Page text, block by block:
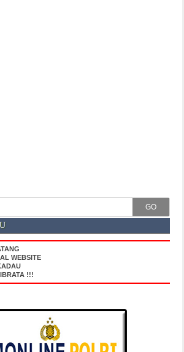
GO
DATANG
WEBSITE
TRIBRATA !!!